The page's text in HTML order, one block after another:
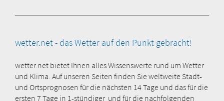
wetter.net - das Wetter auf den Punkt gebracht!
wetter.net bietet Ihnen alles Wissenswerte rund um Wetter
und Klima. Auf unseren Seiten finden Sie weltweite Stadt-
und Ortsprognosen für die nächsten 14 Tage und das für die
ersten 7 Tage in 1-stündiger und für die nachfolgenden